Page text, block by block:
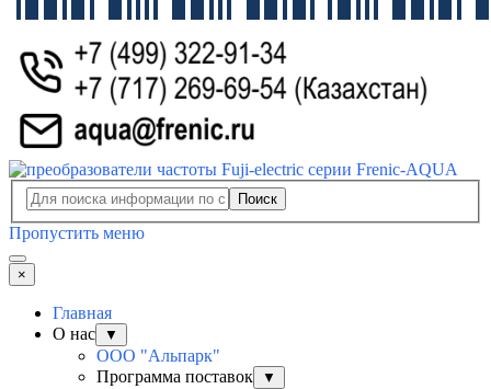
Поиск
Пропустить меню
×
Главная
О нас
▼
ООО "Альпарк"
Программа поставок
▼